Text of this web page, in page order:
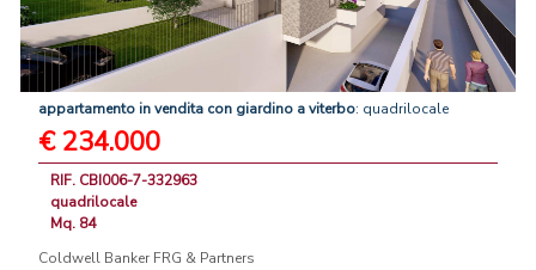
appartamento invendita con giardino aviterbo: quadrilocale
€ 234.000
RIF. CBI006-7-332963
quadrilocale
Mq. 84
Coldwell Banker FRG & Partners